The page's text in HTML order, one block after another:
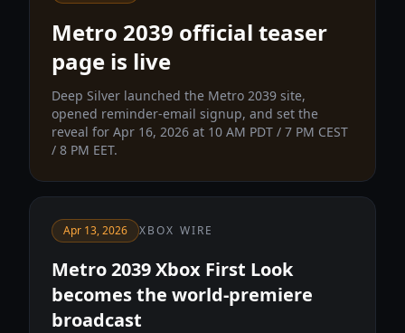
Metro 2039 official teaser
page is live
Deep Silver launched the Metro 2039 site,
opened reminder-email signup, and set the
reveal for Apr 16, 2026 at 10 AM PDT / 7 PM CEST
/ 8 PM EET.
Apr 13, 2026 XBOX WIRE
Metro 2039 Xbox First Look
becomes the world-premiere
broadcast